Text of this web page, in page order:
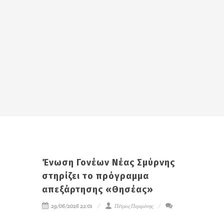
Ένωση Γονέων Νέας Σμύρνης
στηρίζει το πρόγραμμα
απεξάρτησης «Θησέας»
29/06/2026 22:01
Πέτρος Περιμένης